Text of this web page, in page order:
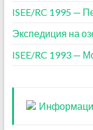
ISEE/RC 1995 —
Экспедиция на
ISEE/RC 1993 —